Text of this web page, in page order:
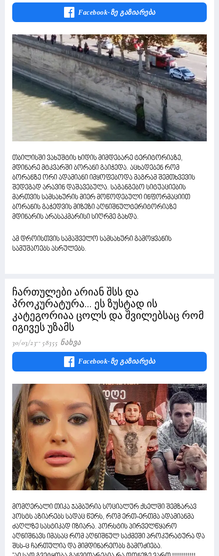
Facebook-Ზე Გაზიარება
თბილისში ვახუშტის ხიდის მიმდებარე ტერიტორიაზე,
მდინარე მტკვარში ბორანი გაიჭედა. აცხადებენ რომ
ბორანზე ორი ადამიანი იმყოფებოდა მაგრამ შემთხვევის
შედეგად არავინ დაშავებულა. საგანგებო სიტუაციების
მართვის სამსახურის მიერ მოწოდებული ინფორმაციით
ბორანის გაჭედვის მიზეზი აღნიშნულტერიტორიაზე
მდინარის არასაკმარისი სიღრმე გახდა.
ამ დროისთვის სამაშველო სამსახური გამოყვანის
სამუშაოებს ასრულებს.
ჩართულები არიან შსს და
პროკურატურა... ეს ზუსტად ის
კატეგორიაა ცოლს და შვილებსაც რომ
იგივეს უზამს
30/03/23 58355 Ნახვა
Facebook-Ზე Გაზიარება
მომღერალი თიკა ჯამბურია სოციალურ ქსელში შემზარავ
პოსტს აზიარებს სადაც წერს, რომ ერთ-ერთმა ადამიანმა
ძაღლზე სასტიკად იზიარა. პორსტის პირველწყარო
აღნიშნავს იმასაც რომ აღნიშნულ საქმეში პროკურატურა და
შსს-ც ჩართულია და მიმდინარეობს გამოძიება.